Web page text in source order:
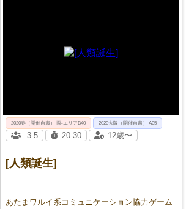
[人類誕生]
あたまワルイ系コミュニケーション協力ゲーム
2020春（開催自粛） 両-エリアB40 2020大阪（開催自粛） A05
3-5 20-30 12歳〜